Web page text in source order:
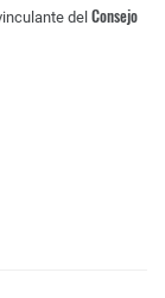
del Consejo